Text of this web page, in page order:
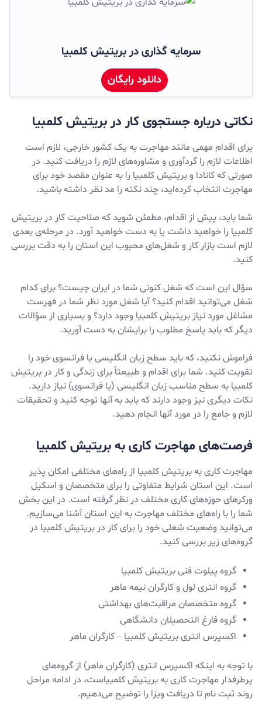
سرمایه گذاری در بریتیش کلمبیا
دانلود رایگان
نکاتی درباره‌ جستجوی کار در بریتیش کلمبیا
برای اقدام مهمی مانند مهاجرت به یک کشور خارجی، لازم است
اطلاعات لازم را گردآوری و مشاوره‌های لازم را دریافت کنید. در
صورتی که کانادا و بریتیش کلمبیا را به عنوان مقصد خود برای
مهاجرت انتخاب کرده‌اید، چند نکته را مد نظر داشته باشید.
شما باید، پیش از اقدام، مطمئن شوید که صلاحیت کار در بریتیش
کلمبیا را خواهید داشت یا به دست خواهید آورد. در مرحله‌ی بعدی
لازم است بازار کار و شغل‌های محبوب این استان را به دقت بررسی
کنید.
سؤال این است که شغل کنونی شما در ایران چیست؟ برای کدام
شغل می‌توانید اقدام کنید؟ آیا شغل مورد نظر شما در فهرست
مشاغل مورد نیاز بریتیش کلمبیا وجود دارد؟ و بسیاری از سؤالات
دیگر که باید پاسخ مطلوب را برایشان به دست آورید.
فراموش نکنید، که باید سطح زبان انگلیسی یا فرانسوی خود را
تقویت کنید. شما برای اقدام و طبیعتاً برای زندگی و کار در بریتیش
کلمبیا به سطح مناسب زبان انگلیسی (یا فرانسوی) نیاز دارید.
نکات دیگری نیز وجود دارند که باید به آنها توجه کنید و تحقیقات
لازم و جامع را در مورد آنها انجام دهید.
فرصت‌های مهاجرت کاری به بریتیش کلمبیا
مهاجرت کاری به بریتیش کلمبیا از راه‌های مختلفی امکان پذیر
است. این استان شرایط متفاوتی را برای متخصصان و اسکیل
ورکرهای حوزه‌های کاری مختلف در نظر گرفته است. در این بخش
شما را با راه‌های مختلف مهاجرت به این استان آشنا می‌سازیم.
می‌توانید وضعیت شغلی خود را برای کار در بریتیش کلمبیا در
گروه‌های زیر بررسی کنید.
گروه پیلوت فنی بریتیش کلمبیا
گروه انتری لول و کارگران نیمه ماهر
گروه متخصصان مراقبت‌های بهداشتی
گروه فارغ التحصیلان دانشگاهی
اکسپرس انتری بریتیش کلمبیا – کارگران ماهر
با توجه به اینکه اکسپرس انتری (کارگران ماهر) از گروه‌های
پرطرفدار مهاجرت کاری به بریتیش کلمبیاست، در ادامه مراحل
روند ثبت نام تا دریافت ویزا را توضیح می‌دهیم.